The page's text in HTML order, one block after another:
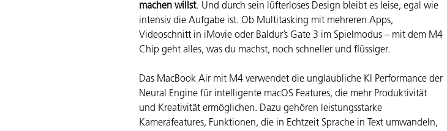
machen willst. Und durch sein lüfterloses Design bleibt es leise, egal wie
intensiv die Aufgabe ist. Ob Multi­tasking mit mehreren Apps,
Videoschnitt in iMovie oder Baldur’s Gate 3 im Spielmodus – mit dem M4
Chip geht alles, was du machst, noch schneller und flüssiger.
Das MacBook Air mit M4 verwendet die unglaubliche KI Performance der
Neural Engine für intelligente macOS Features, die mehr Produktivität
und Kreativität ermöglichen. Dazu gehören leistungs­starke
Kamerafeatures, Funktionen, die in Echtzeit Sprache in Text umwandeln,